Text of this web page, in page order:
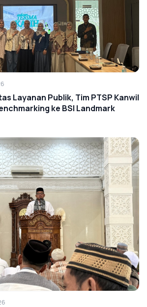
Layanan Publik, Tim PTSP Kanwil
ke BSI Landmark